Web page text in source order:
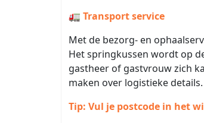
🚛 Transport service
Met de bezorg- en
Het springkussen wordt op
gastheer of gastvrouw zich
maken over logistieke details.
Tip: Vul je postcode in het